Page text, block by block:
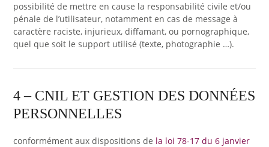
possibilité de mettre en cause la responsabilité civile et/ou
pénale de l’utilisateur, notamment en cas de message à
caractère raciste, injurieux, diffamant, ou pornographique,
quel que soit le support utilisé (texte, photographie …).
4 – CNIL ET GESTION DES DONNÉES
PERSONNELLES
conformément aux dispositions de la loi 78-17 du 6 janvier